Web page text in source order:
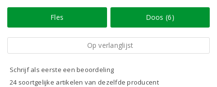
Fles Doos (6)
Op verlanglijst
Schrijf als eerste een beoordeling
24 soortgelijke artikelen van dezelfde producent